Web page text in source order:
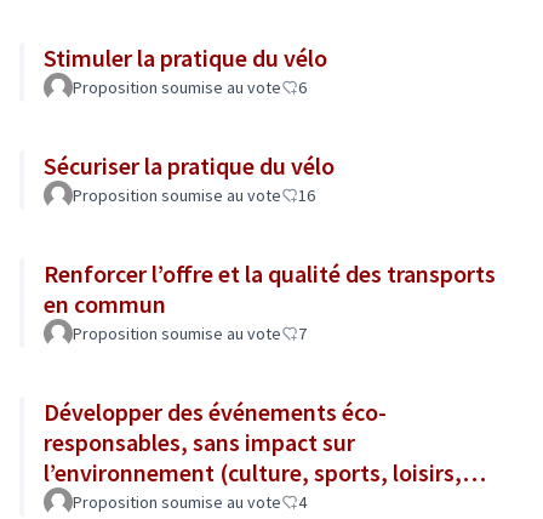
Stimuler la pratique du vélo
Proposition soumise au vote 6
Sécuriser la pratique du vélo
Proposition soumise au vote 16
Renforcer l’offre et la qualité des transports
en commun
Proposition soumise au vote 7
Développer des événements éco-
responsables, sans impact sur
l’environnement (culture, sports, loisirs,
tourisme...)
Proposition soumise au vote 4